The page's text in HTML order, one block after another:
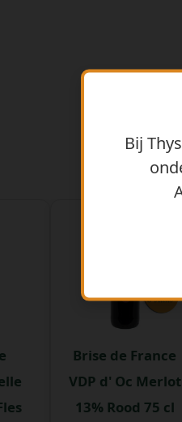
Brise de France
VDP d' Oc Merlot
13% Rood 75 cl
Bij